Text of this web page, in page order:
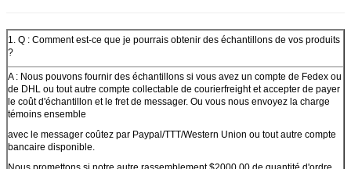
1. Q : Comment est-ce que je pourrais obtenir des échantillons de vos produits
?
A : Nous pouvons fournir des échantillons si vous avez un compte de Fedex ou
de DHL ou tout autre compte collectable de courierfreight et accepter de payer
le coût d'échantillon et le fret de messager. Ou vous nous envoyez la charge
témoins ensemble
avec le messager coûtez par Paypal/TTT/Western Union ou tout autre compte
bancaire disponible.